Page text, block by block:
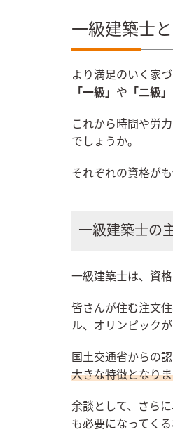
一級建築士
より満足のいく家
「一級」 や 「二級」
これから時間や労
でしょうか。
それぞれの資格が
一級建築士の
一級建築士は、資
皆さんが住む注文
ル、オリンピック
国土交通省からの
大きな特徴となり
余談として、さら
も必要になってくる